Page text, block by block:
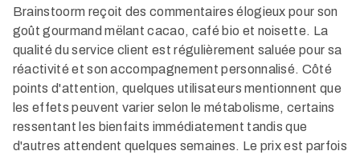
Brainstoorm reçoit des commentaires élogieux pour son
goût gourmand mëlant cacao, café bio et noisette. La
qualité du service client est régulièrement saluée pour sa
réactivité et son accompagnement personnalisé. Côté
points d'attention, quelques utilisateurs mentionnent que
les effets peuvent varier selon le métabolisme, certains
ressentant les bienfaits immédiatement tandis que
d'autres attendent quelques semaines. Le prix est parfois